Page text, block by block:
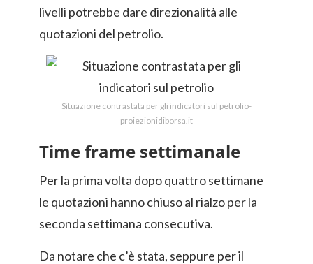
livelli potrebbe dare direzionalità alle
quotazioni del petrolio.
Situazione contrastata per gli indicatori sul petrolio-
proiezionidiborsa.it
Time frame settimanale
Per la prima volta dopo quattro settimane
le quotazioni hanno chiuso al rialzo per la
seconda settimana consecutiva.
Da notare che c’è stata, seppure per il